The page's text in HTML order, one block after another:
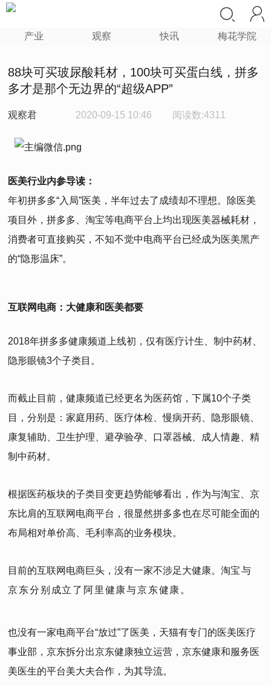
产业 观察 快讯 梅花学院
88块可买玻尿酸耗材，100块可买蛋白线，拼多
多才是那个无边界的“超级APP”
观察君 2020-09-15 10:46 阅读数:4311
医美行业内参导读：
年初拼多多“入局”医美，半年过去了成绩却不理想。除医美
项目外，拼多多、淘宝等电商平台上均出现医美器械耗材，
消费者可直接购买，不知不觉中电商平台已经成为医美黑产
的“隐形温床”。
互联网电商：大健康和医美都要
2018年拼多多健康频道上线初，仅有医疗计生、制中药材、
隐形眼镜3个子类目。
而截止目前，健康频道已经更名为医药馆，下属10个子类
目，分别是：家庭用药、医疗体检、慢病开药、隐形眼镜、
康复辅助、卫生护理、避孕验孕、口罩器械、成人情趣、精
制中药材。
根据医药板块的子类目变更趋势能够看出，作为与淘宝、京
东比肩的互联网电商平台，很显然拼多多也在尽可能全面的
布局相对单价高、毛利率高的业务模块。
目前的互联网电商巨头，没有一家不涉足大健康。淘宝与
京东分别成立了阿里健康与京东健康。
也没有一家电商平台“放过”了医美，天猫有专门的医美医疗
事业部，京东拆分出京东健康独立运营，京东健康和服务医
美医生的平台美大夫合作，为其导流。